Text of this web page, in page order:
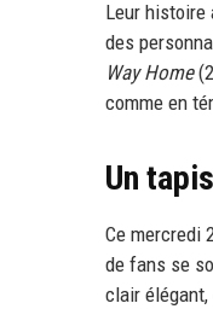
Leur histoire
des
Way Home
comme en
Un
Ce mercredi
de fans se
clair